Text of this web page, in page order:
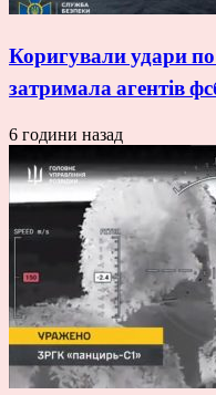
Коригували удари
затримала агентів
6 години назад